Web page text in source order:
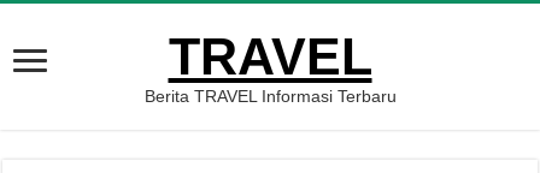
TRAVEL
Berita TRAVEL Informasi Terbaru